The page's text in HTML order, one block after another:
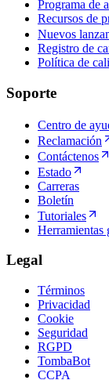
Programa de
Recursos de
Nuevos
Registro de
Política de
Soporte
Centro de
Reclamación
Contáctenos
Estado
Carreras
Boletín
Tutoriales
Herramientas
Legal
Términos
Privacidad
Cookie
Seguridad
RGPD
TombaBot
CCPA